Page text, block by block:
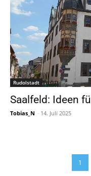
Rudolstadt
Saalfeld: Ideen
Tobias_N - 14. Juli 2025
1